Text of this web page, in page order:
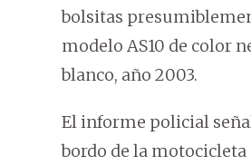
bolsitas
modelo AS10 de color
blanco, año 2003.
El informe policial
bordo de la